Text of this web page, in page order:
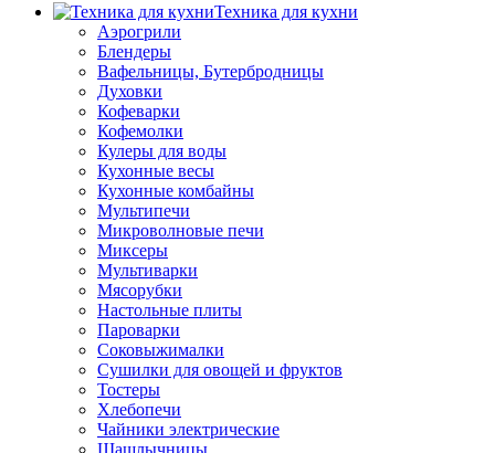
Техника для кухни
Аэрогрили
Блендеры
Вафельницы, Бутербродницы
Духовки
Кофеварки
Кофемолки
Кулеры для воды
Кухонные весы
Кухонные комбайны
Мультипечи
Микроволновые печи
Миксеры
Мультиварки
Мясорубки
Настольные плиты
Пароварки
Соковыжималки
Сушилки для овощей и фруктов
Тостеры
Хлебопечи
Чайники электрические
Шашлычницы